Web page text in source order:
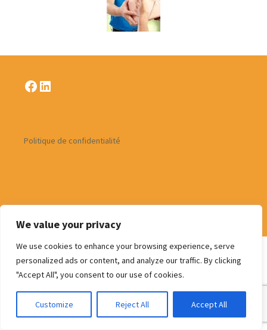
We value your privacy
We use cookies to enhance your browsing experience, serve
personalized ads or content, and analyze our traffic. By clicking
"Accept All", you consent to our use of cookies.
Customize Reject All Accept All
Facebook
LinkedIn
Politique de confidentialité